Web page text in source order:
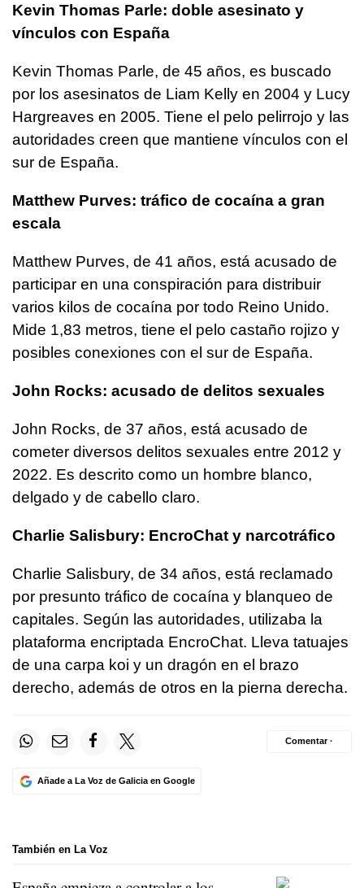
Kevin Thomas Parle: doble asesinato y
vínculos con España
Kevin Thomas Parle, de 45 años, es buscado
por los asesinatos de Liam Kelly en 2004 y Lucy
Hargreaves en 2005. Tiene el pelo pelirrojo y las
autoridades creen que mantiene vínculos con el
sur de España.
Matthew Purves: tráfico de cocaína a gran
escala
Matthew Purves, de 41 años, está acusado de
participar en una conspiración para distribuir
varios kilos de cocaína por todo Reino Unido.
Mide 1,83 metros, tiene el pelo castaño rojizo y
posibles conexiones con el sur de España.
John Rocks: acusado de delitos sexuales
John Rocks, de 37 años, está acusado de
cometer diversos delitos sexuales entre 2012 y
2022. Es descrito como un hombre blanco,
delgado y de cabello claro.
Charlie Salisbury: EncroChat y narcotráfico
Charlie Salisbury, de 34 años, está reclamado
por presunto tráfico de cocaína y blanqueo de
capitales. Según las autoridades, utilizaba la
plataforma encriptada EncroChat. Lleva tatuajes
de una carpa koi y un dragón en el brazo
derecho, además de otros en la pierna derecha.
Añade a La Voz de Galicia en Google
Comentar ·
También en La Voz